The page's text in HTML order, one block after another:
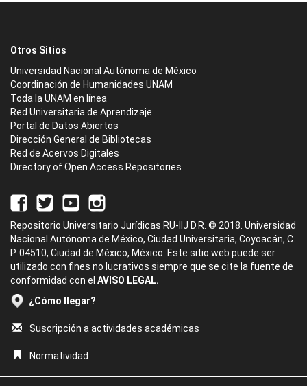
Otros Sitios
Universidad Nacional Autónoma de México
Coordinación de Humanidades UNAM
Toda la UNAM en línea
Red Universitaria de Aprendizaje
Portal de Datos Abiertos
Dirección General de Bibliotecas
Red de Acervos Digitales
Directory of Open Access Repositories
Repositorio Universitario Jurídicas RU-IIJ D.R. © 2018. Universidad
Nacional Autónoma de México, Ciudad Universitaria, Coyoacán, C.
P. 04510, Ciudad de México, México. Este sitio web puede ser
utilizado con fines no lucrativos siempre que se cite la fuente de
conformidad con el AVISO LEGAL.
¿Cómo llegar?
Suscripción a actividades académicas
Normatividad